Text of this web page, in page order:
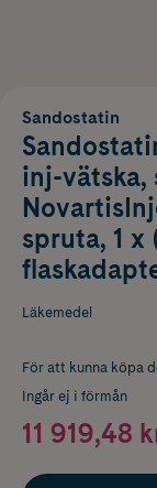
Sandostatin
inj-vätska,
spruta, 1 x
Läkemedel
För att kunna köpa
Ingår ej i förmån
11 919,48